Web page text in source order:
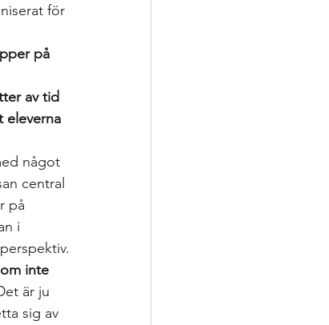
för
på
av tid
eleverna
något
central
på
i
inte
är ju
sig av